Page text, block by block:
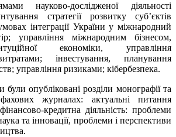
науково-дослідженої діяльності
стратегії розвитку суб’єктів
інтеграції України у міжнародний
управління міжнародним бізнесом,
економіки, управління
інвестування, планування
управління ризиками; кібербезпека.
опубліковані розділи монографії та
журналах: актуальні питання
кредитна діяльність: проблеми
та інновації, проблеми і перспективи